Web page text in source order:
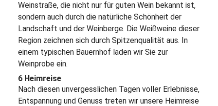
Weinstraße, die nicht nur für guten Wein bekannt ist,
sondern auch durch die natürliche Schönheit der
Landschaft und der Weinberge. Die Weißweine dieser
Region zeichnen sich durch Spitzenqualität aus. In
einem typischen Bauernhof laden wir Sie zur
Weinprobe ein.
6 Heimreise
Nach diesen unvergesslichen Tagen voller Erlebnisse,
Entspannung und Genuss treten wir unsere Heimreise